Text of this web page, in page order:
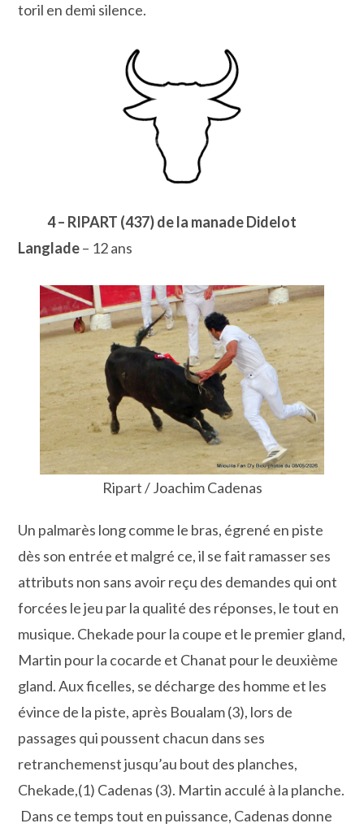
toril en demi silence.
4 – RIPART (437) de la manade Didelot
Langlade– 12 ans
Ripart / Joachim Cadenas
Un palmarès long comme le bras, égrené en piste
dès son entrée et malgré ce, il se fait ramasser ses
attributs non sans avoir reçu des demandes qui ont
forcées le jeu par la qualité des réponses, le tout en
musique. Chekade pour la coupe et le premier gland,
Martin pour la cocarde et Chanat pour le deuxième
gland. Aux ficelles, se décharge des homme et les
évince de la piste, après Boualam (3), lors de
passages qui poussent chacun dans ses
retranchemenst jusqu’au bout des planches,
Chekade,(1) Cadenas (3). Martin acculé à la planche.
Dans ce temps tout en puissance, Cadenas donne